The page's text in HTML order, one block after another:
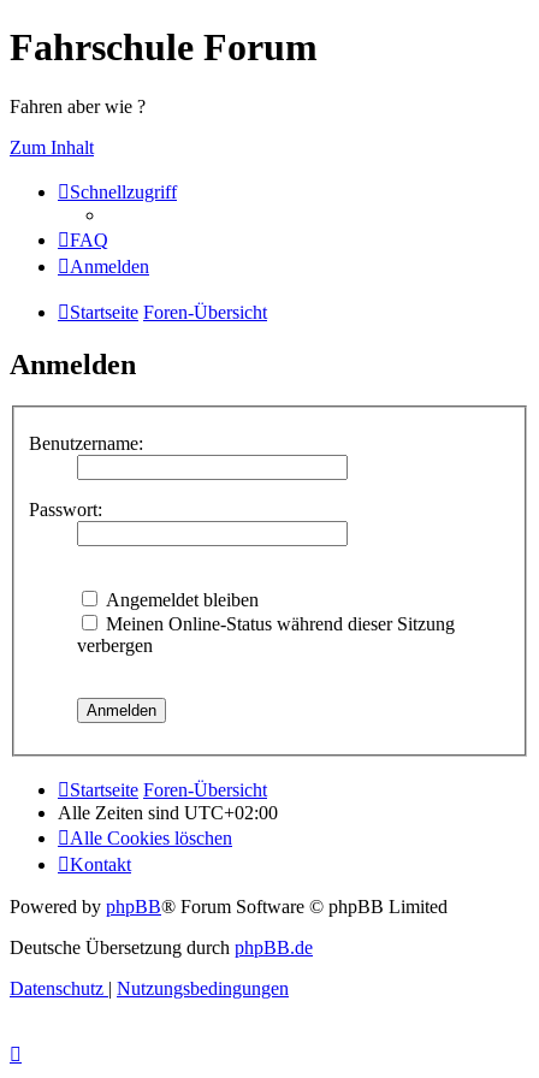
Fahrschule Forum
Fahren aber wie ?
Zum Inhalt
Schnellzugriff
FAQ
Anmelden
Startseite Foren-Übersicht
Anmelden
Benutzername:
Passwort:
Angemeldet bleiben
Meinen Online-Status während dieser Sitzung
verbergen
Startseite Foren-Übersicht
Alle Zeiten sind UTC+02:00
Alle Cookies löschen
Kontakt
Powered by phpBB® Forum Software © phpBB Limited
Deutsche Übersetzung durch phpBB.de
Datenschutz | Nutzungsbedingungen